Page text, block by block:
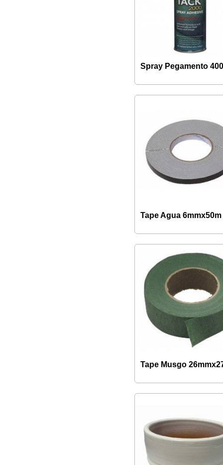
Spray Pegamento
Tape Agua 6mmx50m
Tape Musgo